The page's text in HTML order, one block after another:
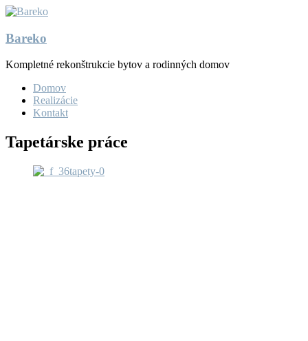
Bareko
Kompletné rekonštrukcie bytov a rodinných domov
Domov
Realizácie
Kontakt
Tapetárske práce